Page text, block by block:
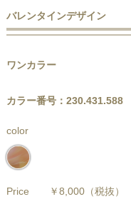
バレンタインデザイン
ワンカラー
カラー番号：230.431.588
color
Price ￥8,000（税抜）